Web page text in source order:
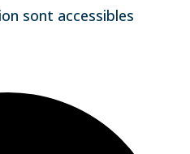
sont accessibles